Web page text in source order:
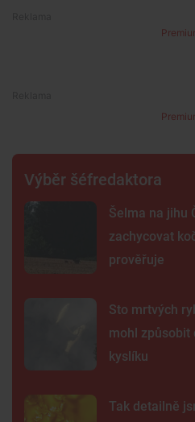
Výběr šéfredaktora
Šelma na jihu
zachycovat
prověřuje
Sto mrtvých
mohl způsobit
kyslíku
Tak detailně